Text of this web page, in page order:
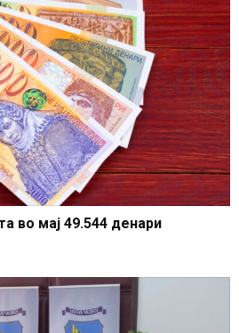
во мај 49.544 денари